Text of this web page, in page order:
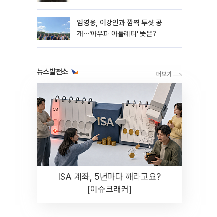
임영웅, 이강인과 깜짝 투샷 공
개⋯'아우파 아틀레티' 뜻은?
뉴스발전소
ISA 계좌, 5년마다 깨라고요?
[이슈크래커]